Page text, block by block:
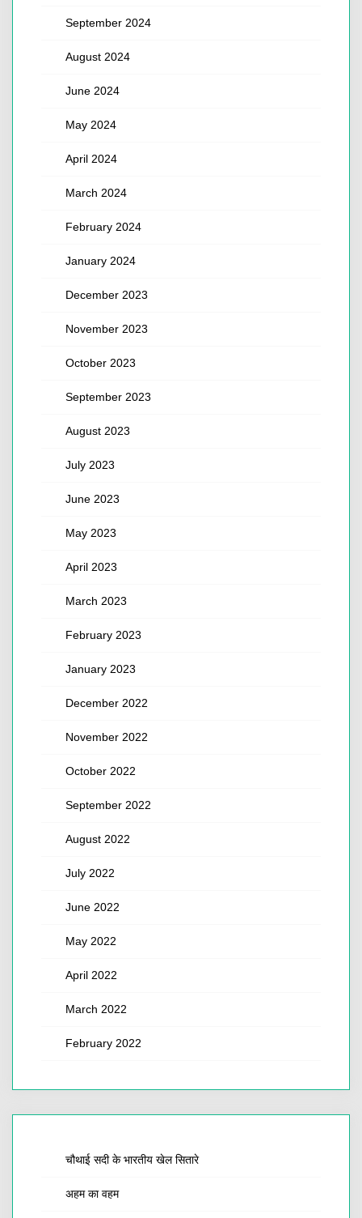
September 2024
August 2024
June 2024
May 2024
April 2024
March 2024
February 2024
January 2024
December 2023
November 2023
October 2023
September 2023
August 2023
July 2023
June 2023
May 2023
April 2023
March 2023
February 2023
January 2023
December 2022
November 2022
October 2022
September 2022
August 2022
July 2022
June 2022
May 2022
April 2022
March 2022
February 2022
चौथाई सदी के भारतीय खेल सितारे
अहम का वहम